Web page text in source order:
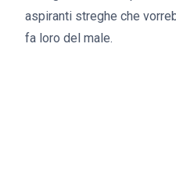
aspiranti streghe che
fa loro del male.